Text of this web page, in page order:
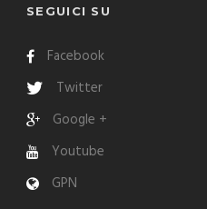
SEGUICI SU
Facebook
Twitter
Google +
Youtube
GPN